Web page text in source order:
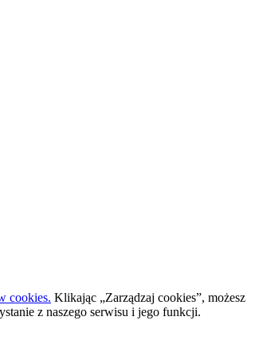
cookies. Klikając „Zarządzaj cookies”, możesz
z naszego serwisu i jego funkcji.